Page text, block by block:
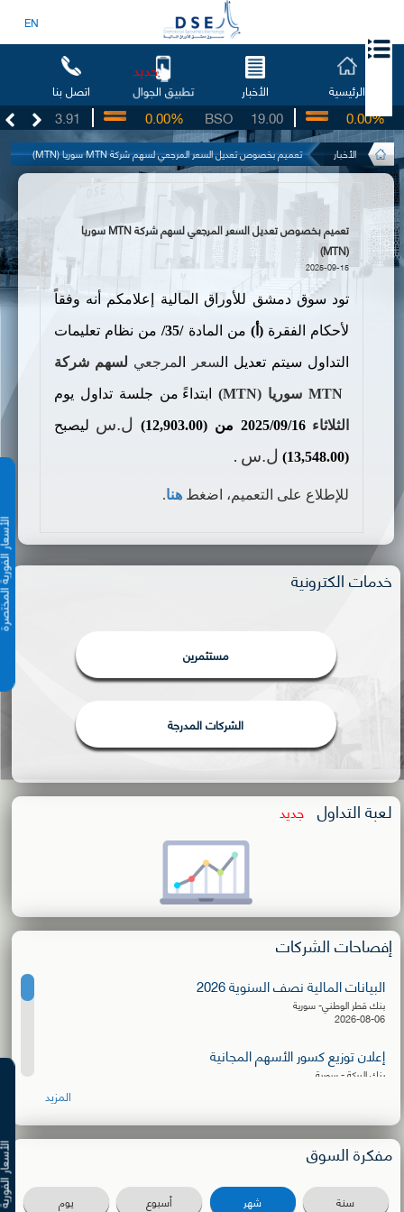
EN
الرئيسية الأخبار تطبيق الجوال
جديد
اتصل بنا
3.91
UG 19.00
BSO
0.00% 0.00%
الأخبار تعميم بخصوص تعديل السعر المرجعي لسهم شركة MTN سوريا (MTN)
الأسعار
تعميم بخصوص تعديل السعر المرجعي لسهم شركة MTN سوريا
(MTN)
2025-09-15
تود سوق دمشق للأوراق المالية إعلامكم أنه وفقاً
لأحكام الفقرة( أ) من المادة/35/ من نظام تعليمات
التداول سيتم تعديل السعر المرجعي لسهم شركة
MTNسوريا (MTN
) ابتداءً من جلسة تداول يوم
الثلاثاء 16/
09/2025 من (12,903.00) ل.س ليصبح
(13,548.00
) ل.س .
للإطلاع على التعميم، اضغط هنا.
خدمات الكترونية
مستثمرين
الشركات المدرجة
لعبة التداول جديد
إفصاحات الشركات
البيانات المالية نصف السنوية 2026
بنك قطر الوطني- سورية
2026-08-06
إعلان توزيع كسور الأسهم المجانية
بنك البركة - سورية
البيانات المالية نصف السنوية 2026
الشركة الأهلية للنقل
2026-08-03
دعوة للترشح لعضوية مجلس الإدارة
المزيد
مفكرة السوق
سنة شهر أسبوع يوم